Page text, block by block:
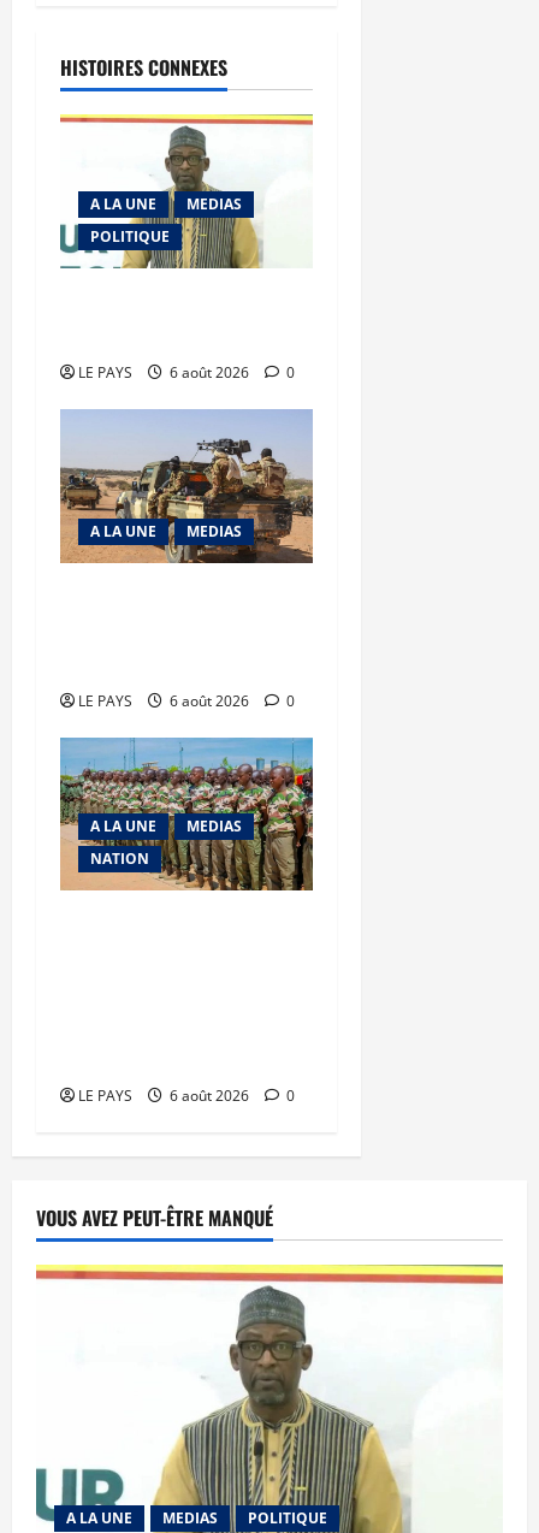
HISTOIRES CONNEXES
A LA UNE
MEDIAS
POLITIQUE
LE PAYS 6 août 2026 0
A LA UNE MEDIAS
LE PAYS 6 août 2026 0
A LA UNE
MEDIAS
NATION
LE PAYS 6 août 2026 0
VOUS AVEZ PEUT-ÊTRE MANQUÉ
A LA UNE MEDIAS POLITIQUE